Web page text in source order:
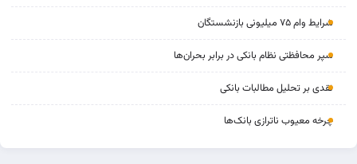
شرایط وام ۷۵ میلیونی بازنشستگان
سپر محافظتی نظام بانکی در برابر بحران‌ها
نقدی بر تحلیل مطالبات بانکی
چرخه‌ معیوب ناترازی بانک‌ها